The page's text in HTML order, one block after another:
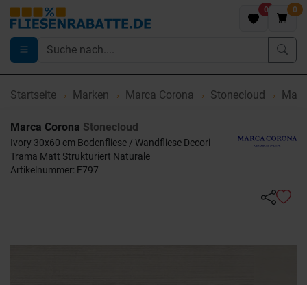
0 0
Startseite Marken Marca Corona Stonecloud
Marca Corona Stonecloud
Ivory 30x60 cm Bodenfliese / Wandfliese Decori
Trama Matt Strukturiert Naturale
Artikelnummer: F797